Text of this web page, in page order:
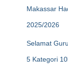
Makassar
2025/2026
Selamat
5 Kategori